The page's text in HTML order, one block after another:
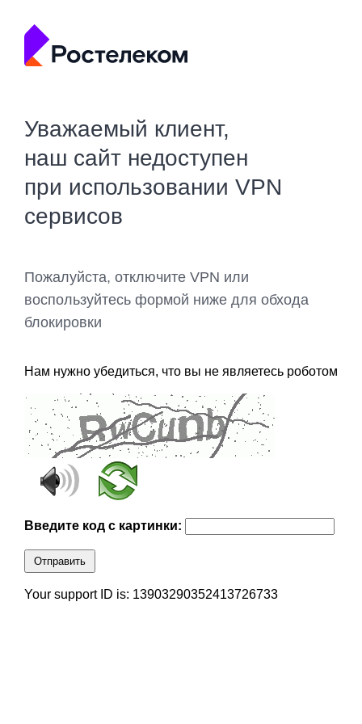
Уважаемый клиент,
наш сайт недоступен
при использовании VPN
сервисов
Пожалуйста, отключите VPN или
воспользуйтесь формой ниже для обхода
блокировки
Нам нужно убедиться, что вы не являетесь роботом
Введите код с картинки:
Отправить
Your support ID is: 13903290352413726733